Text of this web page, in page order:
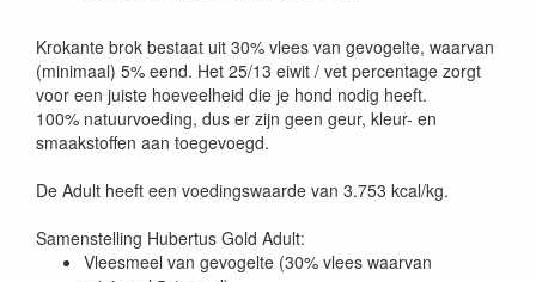
Krokante brok bestaat uit 30% vlees van gevogelte, waarvan
(minimaal) 5% eend. Het 25/13 eiwit / vet percentage zorgt
voor een juiste hoeveelheid die je hond nodig heeft.
100% natuurvoeding, dus er zijn geen geur, kleur- en
smaakstoffen aan toegevoegd.
De Adult heeft een voedingswaarde van 3.753 kcal/kg.
Samenstelling Hubertus Gold Adult:
Vleesmeel van gevogelte (30% vlees waarvan